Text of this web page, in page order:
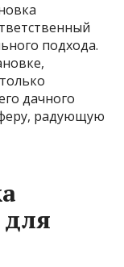
подхода.
дачного
радующую